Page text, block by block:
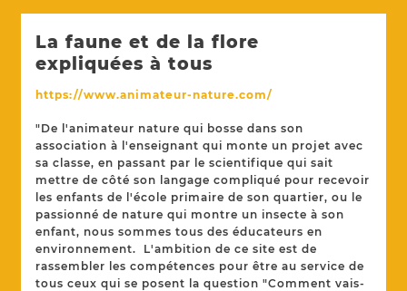
La faune et de la flore
expliquées à tous
https://www.animateur-nature.com/
"De l'animateur nature qui bosse dans son
association à l'enseignant qui monte un projet avec
sa classe, en passant par le scientifique qui sait
mettre de côté son langage compliqué pour recevoir
les enfants de l'école primaire de son quartier, ou le
passionné de nature qui montre un insecte à son
enfant, nous sommes tous des éducateurs en
environnement. L'ambition de ce site est de
rassembler les compétences pour être au service de
tous ceux qui se posent la question "Comment vais-